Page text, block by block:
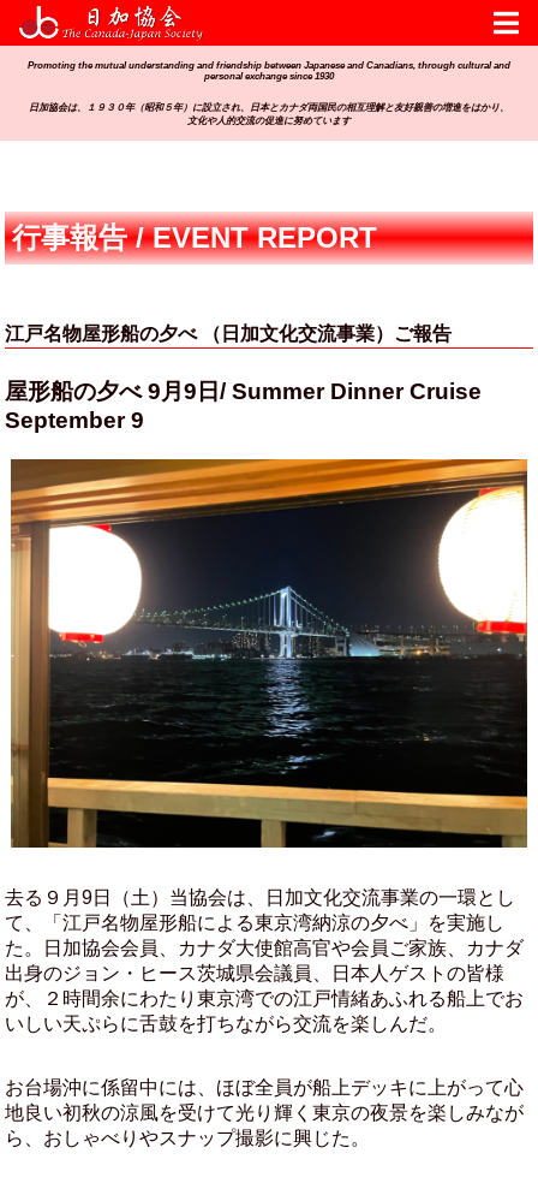
Promoting the mutual understanding and friendship between Japanese and Canadians, through cultural and
personal exchange since 1930
日加協会は、１９３０年（昭和５年）に設立され、日本とカナダ両国民の相互理解と友好親善の増進をはかり、
文化や人的交流の促進に努めています
行事報告 / EVENT REPORT
江戸名物屋形船の夕べ （日加文化交流事業）ご報告
屋形船の夕べ 9月9日/ Summer Dinner Cruise
September 9
去る９月9日（土）当協会は、日加文化交流事業の一環とし
て、「江戸名物屋形船による東京湾納涼の夕べ」を実施し
た。日加協会会員、カナダ大使館高官や会員ご家族、カナダ
出身のジョン・ヒース茨城県会議員、日本人ゲストの皆様
が、２時間余にわたり東京湾での江戸情緒あふれる船上でお
いしい天ぷらに舌鼓を打ちながら交流を楽しんだ。
お台場沖に係留中には、ほぼ全員が船上デッキに上がって心
地良い初秋の涼風を受けて光り輝く東京の夜景を楽しみなが
ら、おしゃべりやスナップ撮影に興じた。